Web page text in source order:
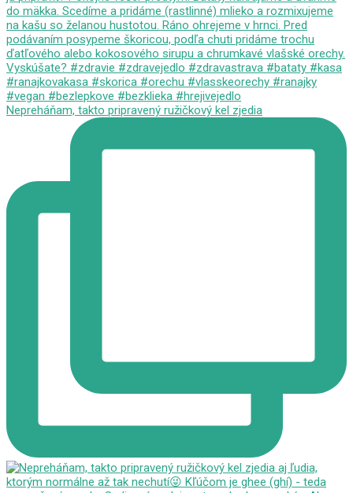
Nepreháňam, takto pripravený ružičkový kel zjedia